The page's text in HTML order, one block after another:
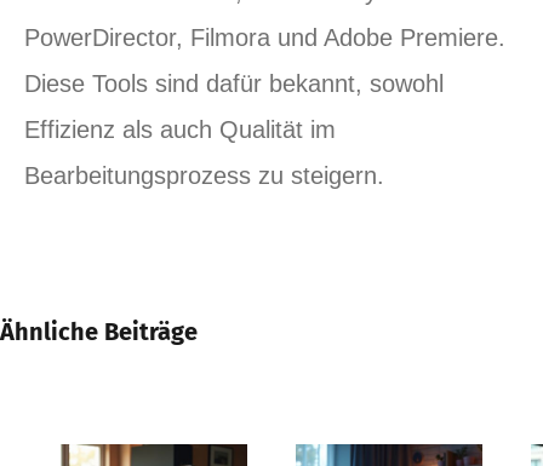
PowerDirector, Filmora und Adobe Premiere.
Diese Tools sind dafür bekannt, sowohl
Effizienz als auch Qualität im
Bearbeitungsprozess zu steigern.
Ähnliche Beiträge